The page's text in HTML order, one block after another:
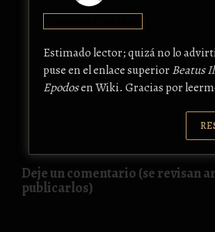
Estimado lector; quizá no lo
puse en el enlace superior Beatus
Epodosen Wiki. Gracias por
Deje un comentario (se revisan
publicarlos)